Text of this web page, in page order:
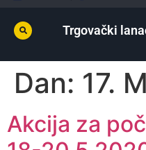
Trgovački
Dan: 17.
Akcija za